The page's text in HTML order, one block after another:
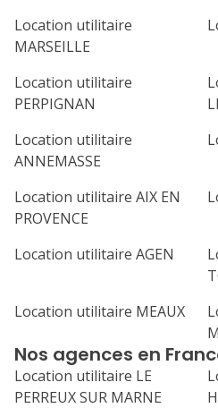
Location utilitaire
MARSEILLE
Location utilitaire
PERPIGNAN
Location utilitaire
ANNEMASSE
Location utilitaire AIX EN
PROVENCE
Location utilitaire AGEN
Location utilitaire MEAUX
Nos agences en
Location utilitaire LE
PERREUX SUR MARNE